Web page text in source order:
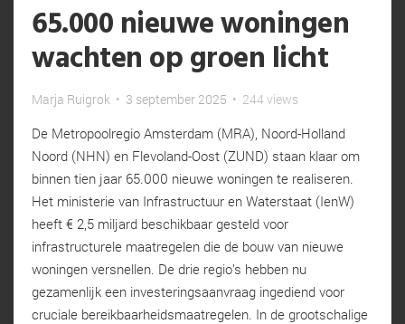
65.000 nieuwe woningen
wachten op groen licht
Marja Ruigrok • 3 september 2025 • 244 views
De Metropoolregio Amsterdam (MRA), Noord-Holland
Noord (NHN) en Flevoland-Oost (ZUND) staan klaar om
binnen tien jaar 65.000 nieuwe woningen te realiseren.
Het ministerie van Infrastructuur en Waterstaat (IenW)
heeft € 2,5 miljard beschikbaar gesteld voor
infrastructurele maatregelen die de bouw van nieuwe
woningen versnellen. De drie regio’s hebben nu
gezamenlijk een investeringsaanvraag ingediend voor
cruciale bereikbaarheidsmaatregelen. In de grootschalige